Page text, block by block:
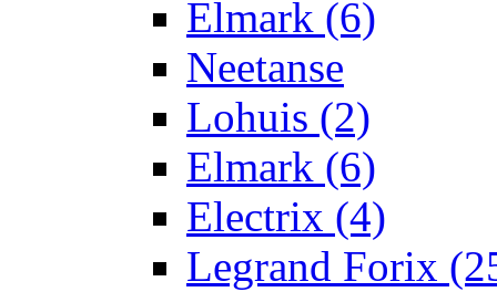
Elmark (6)
Neetanse
Lohuis (2)
Elmark (6)
Electrix (4)
Legrand Forix